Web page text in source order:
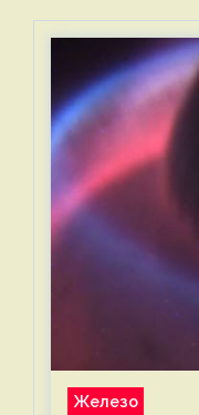
Железо